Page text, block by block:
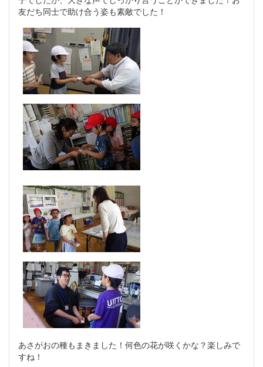
友だち同士で助け合う姿も素敵でした！
あさがおの種もまきました！何色の花が咲くかな？楽しみで
すね！